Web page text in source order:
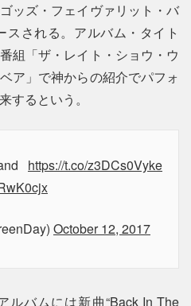
ッズ・フェイヴァリット・バ
スされる。アルバム・タイト
組「ザ・レイト・ショウ・ウ
ア」で神からの紹介でパフォ
するという。
https://t.co/z3DCs0Vyke
October 12, 2017
ルバムには新曲“Back In The